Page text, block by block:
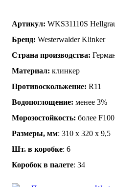
Артикул: WKS31110S
Бренд: Westerwalder Klinker
Страна производства:
Материал: клинкер
Противоскольжение: R11
Водопоглощение: менее 3%
Морозостойкость: более F100
Размеры, мм: 310 x 320 x 9,5
Шт. в коробке: 6
Коробок в палете: 34